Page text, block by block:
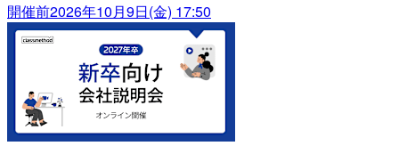
開催前2026年10月9日(金) 17:50